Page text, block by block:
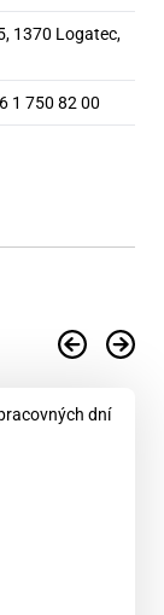
1370 Logatec,
1 750 82 00
dní